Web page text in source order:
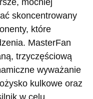
skoncentrowany
które
MasterFan
trzyczęściową
wyważanie
kulkowe oraz
w celu